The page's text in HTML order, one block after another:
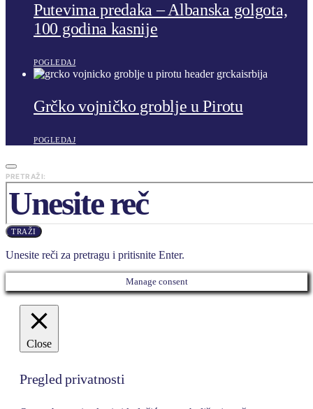
Putevima predaka – Albanska golgota,
100 godina kasnije
POGLEDAJ
Grčko vojničko groblje u Pirotu
POGLEDAJ
PRETRAŽI:
TRAŽI
Unesite reči za pretragu i pritisnite Enter.
Manage consent
Close
Pregled privatnosti